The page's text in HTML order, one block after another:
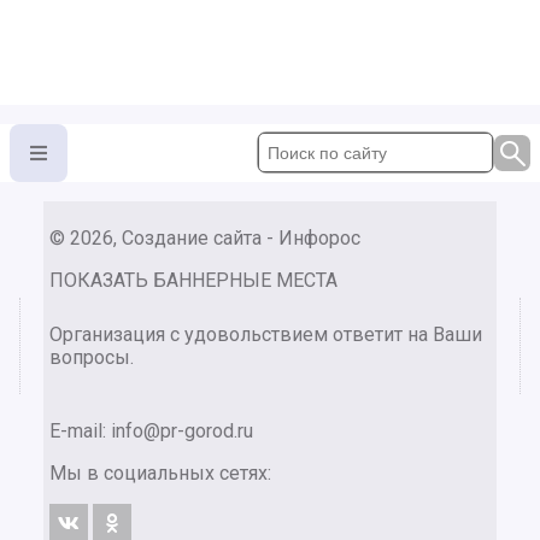
© 2026, Создание сайта - Инфорос
ПОКАЗАТЬ БАННЕРНЫЕ МЕСТА
Организация с удовольствием ответит на Ваши
вопросы.
E-mail: info@pr-gorod.ru
Мы в социальных сетях: